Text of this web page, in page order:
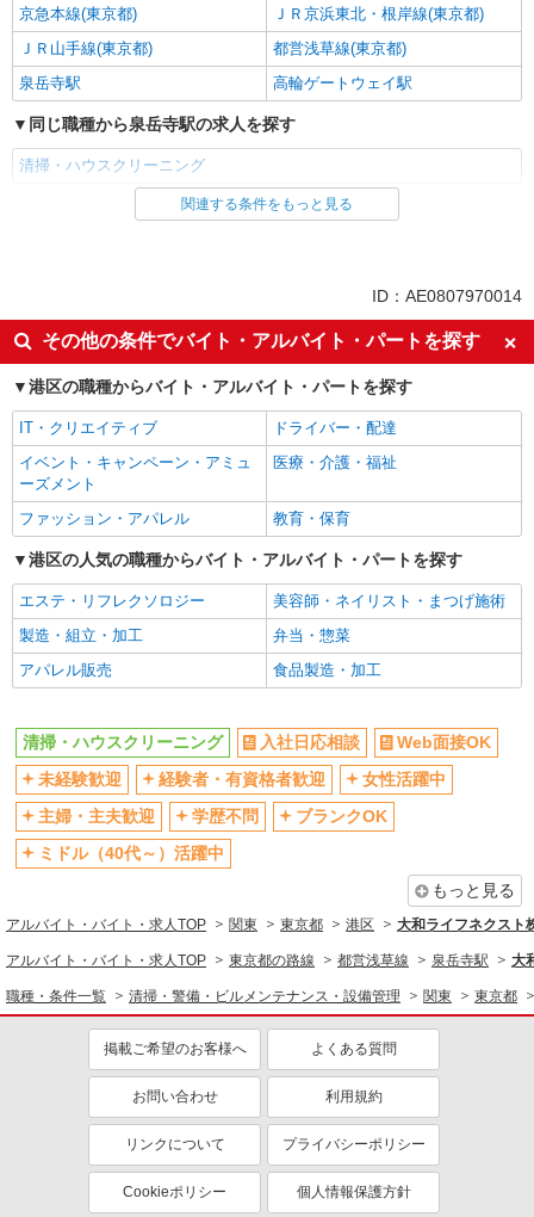
京急本線(東京都)
ＪＲ京浜東北・根岸線(東京都)
ＪＲ山手線(東京都)
都営浅草線(東京都)
泉岳寺駅
高輪ゲートウェイ駅
同じ職種から泉岳寺駅の求人を探す
清掃・ハウスクリーニング
同じ雇用形態から泉岳寺駅の求人を探す
入社日応相談
Web面接OK
未経験歓迎
経験者・有資格者歓迎
女性活躍中
主婦・主夫歓迎
学歴不問
ブランクOK
ミドル（40代～）活躍中
エルダー（50代～）活躍中
シニア（60代～）活躍中
高収入・高額
禁煙・分煙
駅直結・駅チカ
上場企業・上場企業のグループ会
社
残業ほぼなし
転勤なし
交通費支給
社会保険あり
社割・特典あり
昼
同じ職種から求人を探す
清掃・警備・ビルメンテナンス・設備管理
清掃・ハウスクリーニング
未経験歓迎
ミドル（40代～）活躍中
上場企業・上場企業のグループ会
社
交通費支給
社会保険あり
関連する条件をもっと見る
ID：AE0807970014
その他の条件でバイト・アルバイト・パートを探す
港区の職種からバイト・アルバイト・パートを探す
IT・クリエイティブ
ドライバー・配達
イベント・キャンペーン・アミュ
ーズメント
医療・介護・福祉
ファッション・アパレル 教育・保育
港区の人気の職種からバイト・アルバイト・パートを探す
エステ・リフレクソロジー
美容師・ネイリスト・まつげ施術
製造・組立・加工
弁当・惣菜
アパレル販売
食品製造・加工
清掃・ハウスクリーニング 入社日応相談
Web面接OK
未経験歓迎
経験者・有資格者歓迎
女性活躍中
主婦・主夫歓迎
学歴不問
ブランクOK
ミドル（40代～）活躍中
もっと見る
アルバイト・バイト・求人TOP 関東 東京都 港区 大和ライフネクス
アルバイト・バイト・求人TOP 東京都の路線 都営浅草線 泉岳寺駅 大
職種・条件一覧 清掃・警備・ビルメンテナンス・設備管理 関東 東京都
掲載ご希望のお客様へ よくある質問
お問い合わせ 利用規約
リンクについて プライバシーポリシー
Cookieポリシー 個人情報保護方針